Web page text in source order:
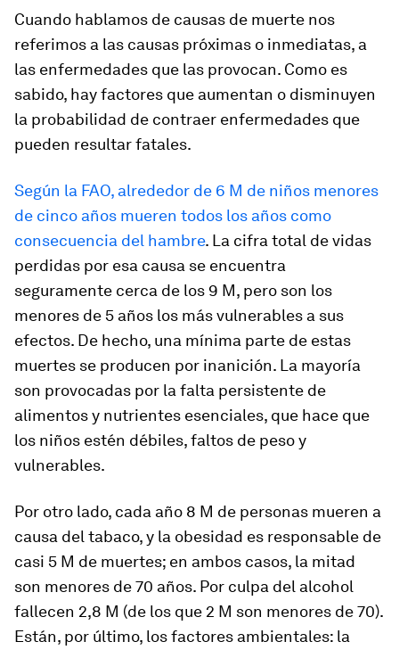
Cuando hablamos de causas de muerte nos
referimos a las causas próximas o inmediatas, a
las enfermedades que las provocan. Como es
sabido, hay factores que aumentan o disminuyen
la probabilidad de contraer enfermedades que
pueden resultar fatales.
Según la FAO, alrededor de 6 M de niños menores
de cinco años mueren todos los años como
consecuencia del hambre. La cifra total de vidas
perdidas por esa causa se encuentra
seguramente cerca de los 9 M, pero son los
menores de 5 años los más vulnerables a sus
efectos. De hecho, una mínima parte de estas
muertes se producen por inanición. La mayoría
son provocadas por la falta persistente de
alimentos y nutrientes esenciales, que hace que
los niños estén débiles, faltos de peso y
vulnerables.
Por otro lado, cada año 8 M de personas mueren a
causa del tabaco, y la obesidad es responsable de
casi 5 M de muertes; en ambos casos, la mitad
son menores de 70 años. Por culpa del alcohol
fallecen 2,8 M (de los que 2 M son menores de 70).
Están, por último, los factores ambientales: la